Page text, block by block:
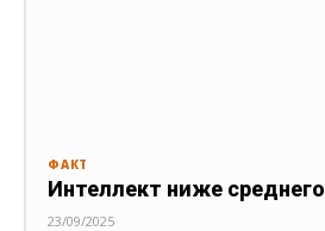
ФАКТ
Интеллект ниже среднего
23/09/2025